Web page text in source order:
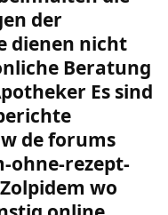
der
dienen nicht
Beratung
Es sind
de forums
ohne-rezept-
wo